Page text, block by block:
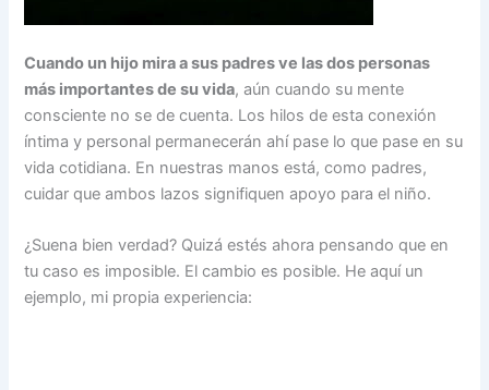
Cuando un hijo mira a sus padres ve las dos personas
más importantes de su vida, aún cuando su mente
consciente no se de cuenta. Los hilos de esta conexión
íntima y personal permanecerán ahí pase lo que pase en su
vida cotidiana. En nuestras manos está, como padres,
cuidar que ambos lazos signifiquen apoyo para el niño.
¿Suena bien verdad? Quizá estés ahora pensando que en
tu caso es imposible. El cambio es posible. He aquí un
ejemplo, mi propia experiencia: